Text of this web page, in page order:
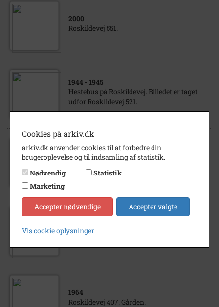
2000
Roskildevej 551.
1944 - 1945
Hestebus på Roskildevej. Billedet er taget
udfor Roskildevej 521.
2000
Roskildevej 543. I baggr. ses Roskildevej 541
og 539.
Roskildevej 407. Gården.
1964
Roskildevej 407. Gården.
Cookies på arkiv.dk
arkiv.dk anvender cookies til at forbedre din
brugeroplevelse og til indsamling af statistik.
Nødvendig
Statistik
Marketing
Accepter nødvendige Accepter valgte
Vis cookie oplysninger